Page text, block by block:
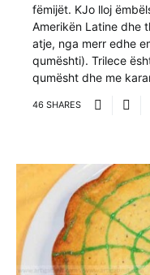
fëmijët. KJo lloj
Amerikën Latine dhe
atje, nga merr edhe
qumështi). Trilece
qumësht dhe me
46 SHARES